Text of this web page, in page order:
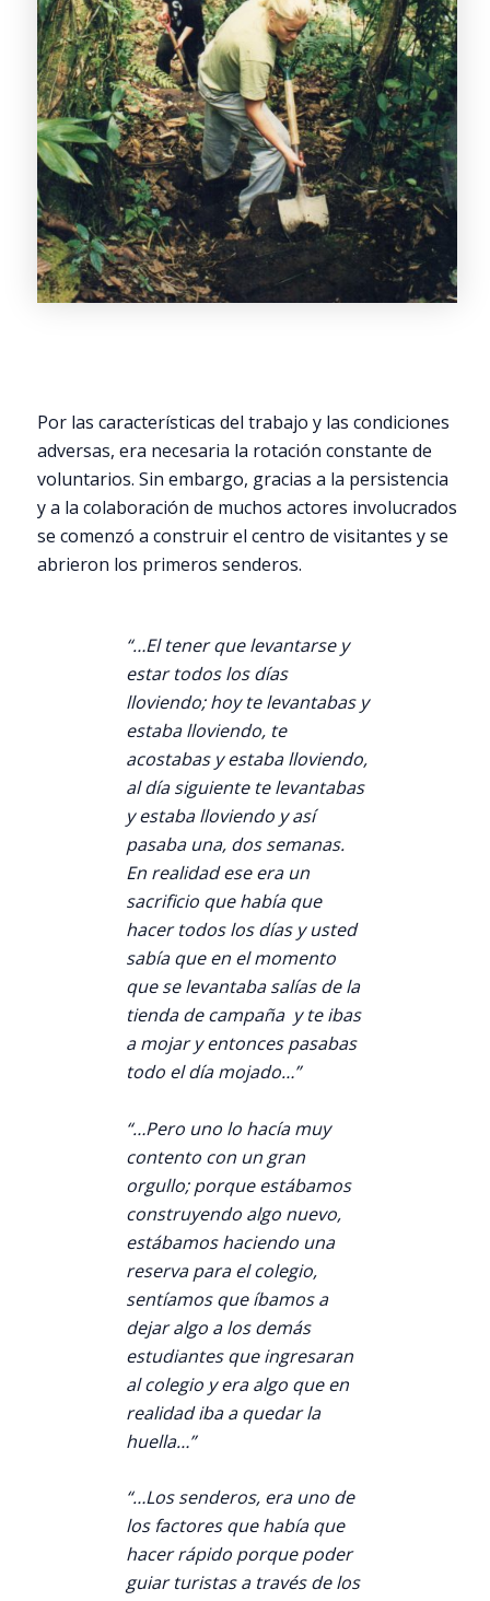
Por las características del trabajo y las condiciones
adversas, era necesaria la rotación constante de
voluntarios. Sin embargo, gracias a la persistencia
y a la colaboración de muchos actores involucrados
se comenzó a construir el centro de visitantes y se
abrieron los primeros senderos.
“…El tener que levantarse y
estar todos los días
lloviendo; hoy te levantabas y
estaba lloviendo, te
acostabas y estaba lloviendo,
al día siguiente te levantabas
y estaba lloviendo y así
pasaba una, dos semanas.
En realidad ese era un
sacrificio que había que
hacer todos los días y usted
sabía que en el momento
que se levantaba salías de la
tienda de campaña y te ibas
a mojar y entonces pasabas
todo el día mojado…”
“…Pero uno lo hacía muy
contento con un gran
orgullo; porque estábamos
construyendo algo nuevo,
estábamos haciendo una
reserva para el colegio,
sentíamos que íbamos a
dejar algo a los demás
estudiantes que ingresaran
al colegio y era algo que en
realidad iba a quedar la
huella…”
“…Los senderos, era uno de
los factores que había que
hacer rápido porque poder
guiar turistas a través de los